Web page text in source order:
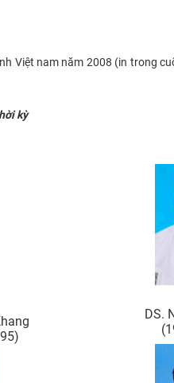
Việt nam năm 2008 (in trong
kỳ
DS.